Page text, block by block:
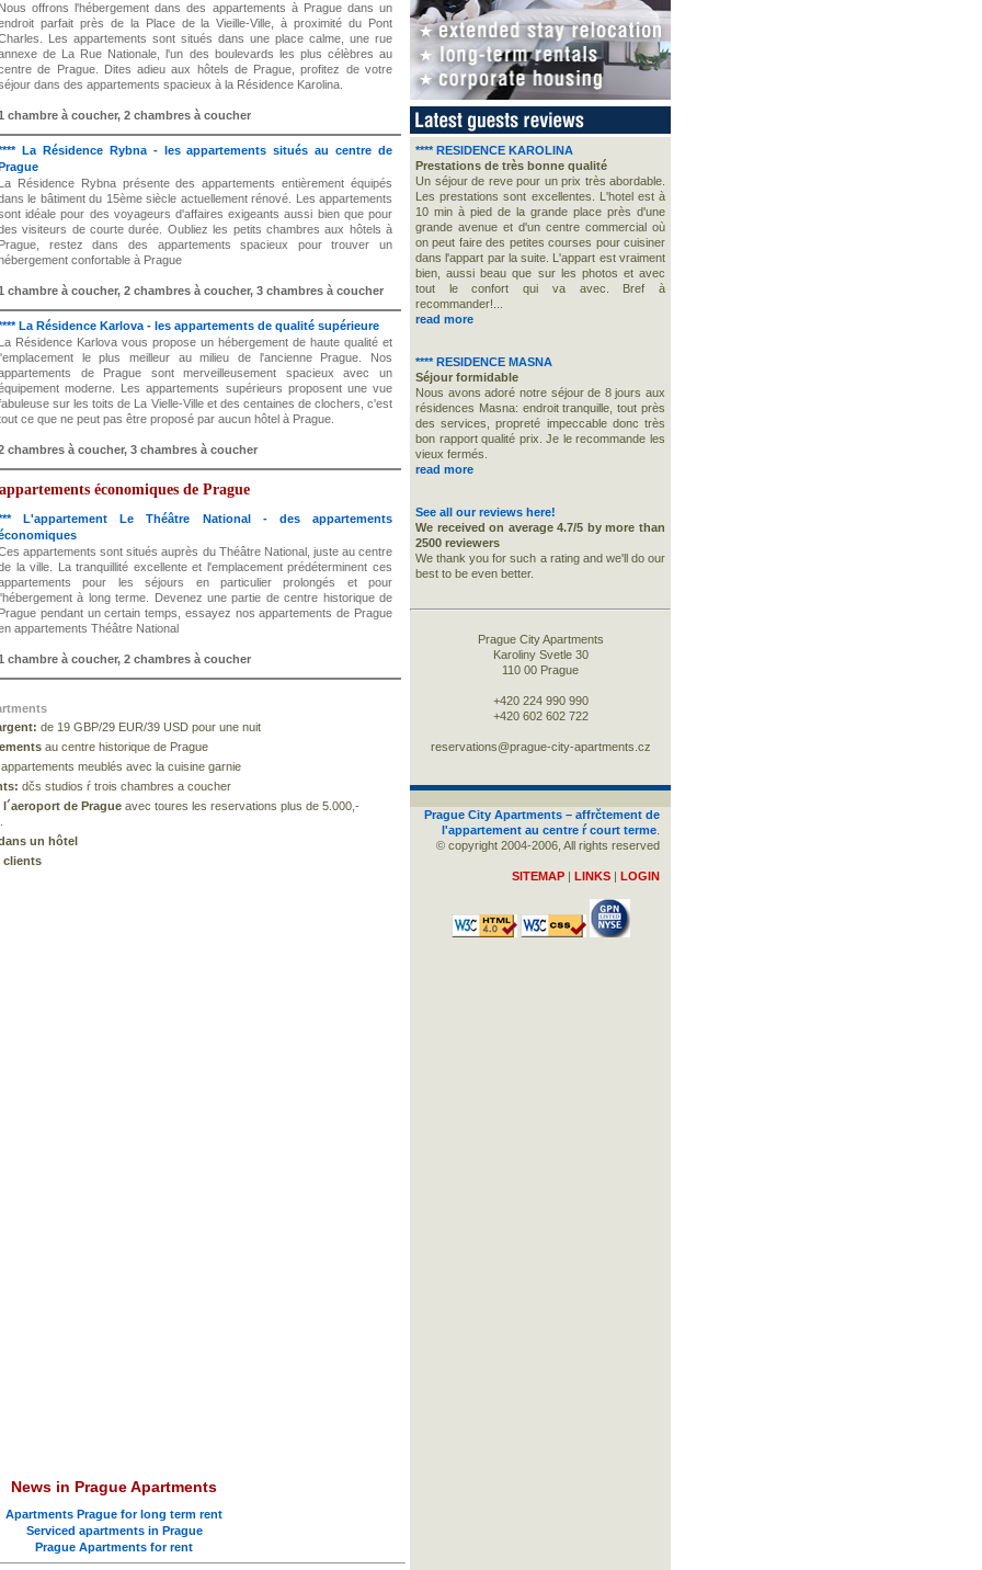
offrons l'hébergement dans des appartements à Prague dans un
parfait près de la Place de la Vieille-Ville, à proximité du Pont
Les appartements sont situés dans une place calme, une rue
de La Rue Nationale, l'un des boulevards les plus célèbres au
de Prague. Dites adieu aux hôtels de Prague, profitez de votre
dans des appartements spacieux à la Résidence Karolina.
chambre à coucher, 2 chambres à coucher
La Résidence Rybna - les appartements situés au centre de
Résidence Rybna présente des appartements entièrement équipés
le bâtiment du 15ème siècle actuellement rénové. Les appartements
idéale pour des voyageurs d'affaires exigeants aussi bien que pour
visiteurs de courte durée. Oubliez les petits chambres aux hôtels à
restez dans des appartements spacieux pour trouver un
confortable à Prague
chambre à coucher, 2 chambres à coucher, 3 chambres à coucher
La Résidence Karlova - les appartements de qualité supérieure
Résidence Karlova vous propose un hébergement de haute qualité et
le plus meilleur au milieu de l'ancienne Prague. Nos
de Prague sont merveilleusement spacieux avec un
moderne. Les appartements supérieurs proposent une vue
sur les toits de La Vielle-Ville et des centaines de clochers, c'est
ce que ne peut pas être proposé par aucun hôtel à Prague.
chambres à coucher, 3 chambres à coucher
économiques de Prague
L'appartement Le Théâtre National - des appartements
appartements sont situés auprès du Théâtre National, juste au centre
la ville. La tranquillité excellente et l'emplacement prédéterminent ces
pour les séjours en particulier prolongés et pour
à long terme. Devenez une partie de centre historique de
pendant un certain temps, essayez nos appartements de Prague
appartements Théâtre National
chambre à coucher, 2 chambres à coucher
de 19 GBP/29 EUR/39 USD pour une nuit
au centre historique de Prague
meublés avec la cuisine garnie
dčs studios ŕ trois chambres a coucher
de Prague avec toures les reservations plus de 5.000,-
un hôtel
clients
News in Prague Apartments
Apartments Prague for long term rent
Serviced apartments in Prague
Prague Apartments for rent
**** RESIDENCE KAROLINA
Prestations de très bonne qualité
Un séjour de reve pour un prix très abordable.
Les prestations sont excellentes. L'hotel est à
10 min à pied de la grande place près d'une
grande avenue et d'un centre commercial où
on peut faire des petites courses pour cuisiner
dans l'appart par la suite. L'appart est vraiment
bien, aussi beau que sur les photos et avec
tout le confort qui va avec. Bref à
recommander!...
read more
**** RESIDENCE MASNA
Séjour formidable
Nous avons adoré notre séjour de 8 jours aux
résidences Masna: endroit tranquille, tout près
des services, propreté impeccable donc très
bon rapport qualité prix. Je le recommande les
vieux fermés.
read more
See all our reviews here!
We received on average 4.7/5 by more than
2500 reviewers
We thank you for such a rating and we'll do our
best to be even better.
Prague City Apartments
Karoliny Svetle 30
110 00 Prague
+420 224 990 990
+420 602 602 722
reservations@prague-city-apartments.cz
Prague City Apartments – affrčtement de
l'appartement au centre ŕ court terme
© copyright 2004-2006, All rights reserved
SITEMAP | LINKS | LOGIN